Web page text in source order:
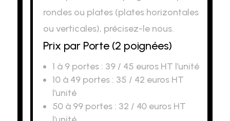
rondes ou plates (plates horizontales
ou verticales), précisez-le nous.
Prix par Porte (2 poignées)
1 à 9 portes : 39 / 45 euros HT l’unité
10 à 49 portes : 35 / 42 euros HT
l’unité
50 à 99 portes : 32 / 40 euros HT